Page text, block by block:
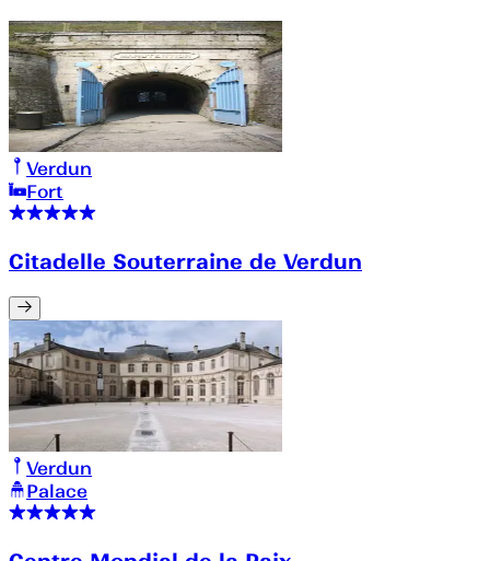
Verdun
Fort
Citadelle Souterraine de Verdun
Verdun
Palace